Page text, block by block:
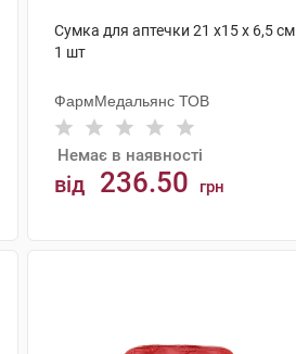
Сумка для аптечки 21 х15 х 6,5 см
1 шт
ФармМедальянс ТОВ
Немає в наявності
від 236.50 грн